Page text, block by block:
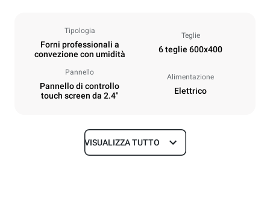
Tipologia
Forni professionali a
convezione con umidità
Teglie
6 teglie 600x400
Pannello
Pannello di controllo
touch screen da 2.4"
Alimentazione
Elettrico
Dimensioni
VISUALIZZA TUTTO